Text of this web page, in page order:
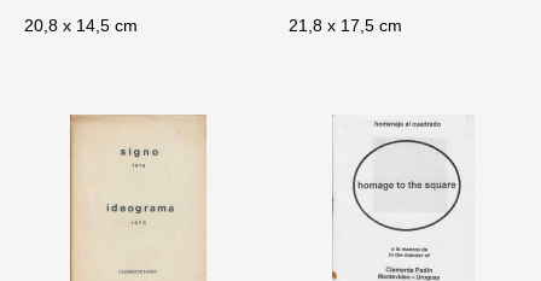
20,8 x 14,5 cm 21,8 x 17,5 cm